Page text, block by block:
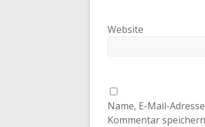
Website
Name, E-Mail-
Kommentar